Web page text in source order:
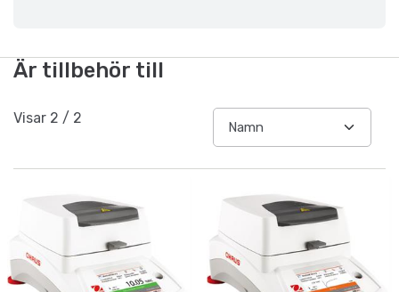
Är tillbehör till
Visar 2 / 2